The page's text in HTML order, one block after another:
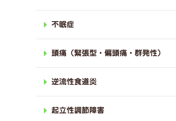
不眠症
頭痛（緊張型・偏頭痛・群発性）
逆流性食道炎
起立性調節障害